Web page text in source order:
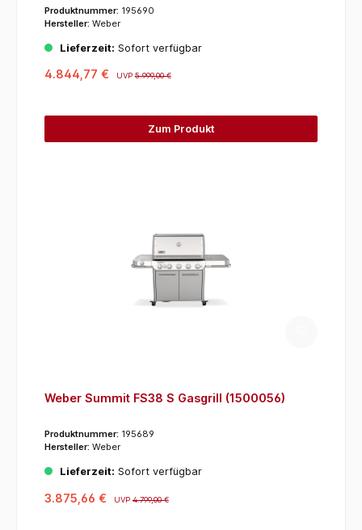
Produktnummer: 195690
Hersteller: Weber
Lieferzeit: Sofort verfügbar
4.844,77 € UVP5.999,00 €
Zum Produkt
Weber Summit FS38 S Gasgrill (1500056)
Produktnummer: 195689
Hersteller: Weber
Lieferzeit: Sofort verfügbar
3.875,66 € UVP4.799,00 €